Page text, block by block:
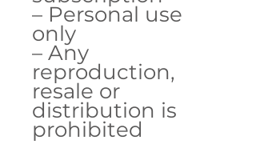
– Personal use
only
– Any
reproduction,
resale or
distribution is
prohibited